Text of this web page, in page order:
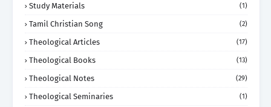
Study Materials (1)
Tamil Christian Song (2)
Theological Articles (17)
Theological Books (13)
Theological Notes (29)
Theological Seminaries (1)